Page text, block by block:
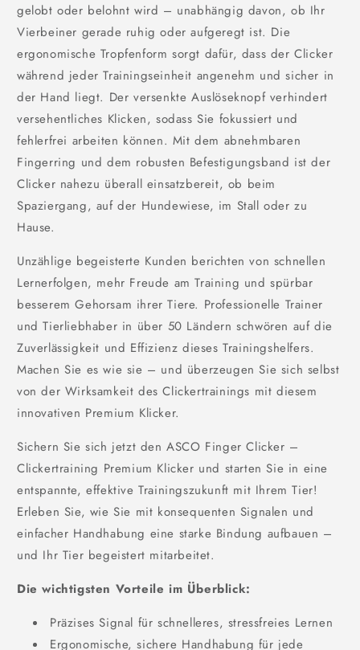
gelobt oder belohnt wird – unabhängig davon, ob Ihr
Vierbeiner gerade ruhig oder aufgeregt ist. Die
ergonomische Tropfenform sorgt dafür, dass der Clicker
während jeder Trainingseinheit angenehm und sicher in
der Hand liegt. Der versenkte Auslöseknopf verhindert
versehentliches Klicken, sodass Sie fokussiert und
fehlerfrei arbeiten können. Mit dem abnehmbaren
Fingerring und dem robusten Befestigungsband ist der
Clicker nahezu überall einsatzbereit, ob beim
Spaziergang, auf der Hundewiese, im Stall oder zu
Hause.
Unzählige begeisterte Kunden berichten von schnellen
Lernerfolgen, mehr Freude am Training und spürbar
besserem Gehorsam ihrer Tiere. Professionelle Trainer
und Tierliebhaber in über 50 Ländern schwören auf die
Zuverlässigkeit und Effizienz dieses Trainingshelfers.
Machen Sie es wie sie – und überzeugen Sie sich selbst
von der Wirksamkeit des Clickertrainings mit diesem
innovativen Premium Klicker.
Sichern Sie sich jetzt den ASCO Finger Clicker –
Clickertraining Premium Klicker und starten Sie in eine
entspannte, effektive Trainingszukunft mit Ihrem Tier!
Erleben Sie, wie Sie mit konsequenten Signalen und
einfacher Handhabung eine starke Bindung aufbauen –
und Ihr Tier begeistert mitarbeitet.
Die wichtigsten Vorteile im Überblick:
Präzises Signal für schnelleres, stressfreies Lernen
Ergonomische, sichere Handhabung für jede